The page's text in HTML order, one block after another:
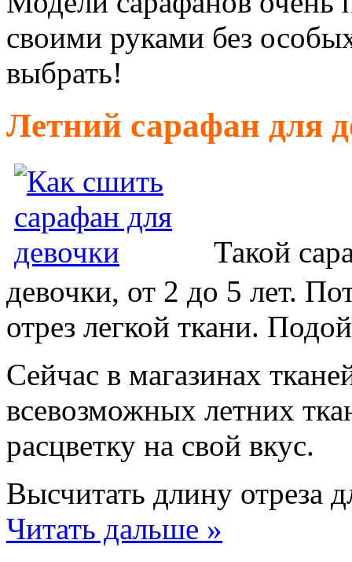
своими руками без
выбрать!
Летний сарафан для
Такой
девочки, от 2 до 5 лет.
отрез легкой ткани.
Сейчас в магазинах
всевозможных летних
расцветку на свой вкус.
Высчитать длину отреза
Читать дальше »